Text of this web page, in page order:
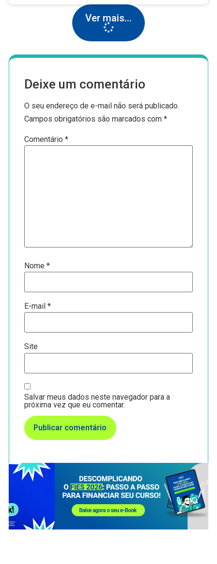
Ver mais...
Deixe um comentário
O seu endereço de e-mail não será publicado.
Campos obrigatórios são marcados com*
Comentário*
Nome*
E-mail*
Site
Salvar meus dados neste navegador para a
próxima vez que eu comentar.